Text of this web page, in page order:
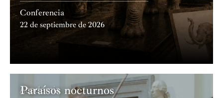
Conferencia
22 de septiembre de 2026
Academia
Paraísos nocturnos